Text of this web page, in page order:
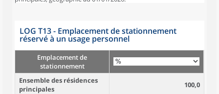
LOG T13 - Emplacement de stationnement
réservé à un usage personnel
Emplacement de
stationnement
Ensemble des résidences
principales
100,0